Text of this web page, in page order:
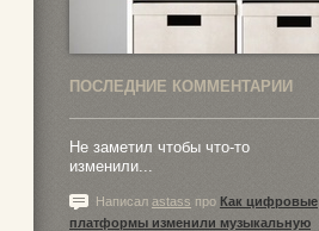
ПОСЛЕДНИЕ КОММЕНТАРИИ
Не заметил чтобы что-то
изменили...
Написал astass про Как цифровые
платформы изменили музыкальную